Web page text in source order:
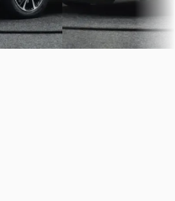
Bekijk aanbieding →
Vergelijk